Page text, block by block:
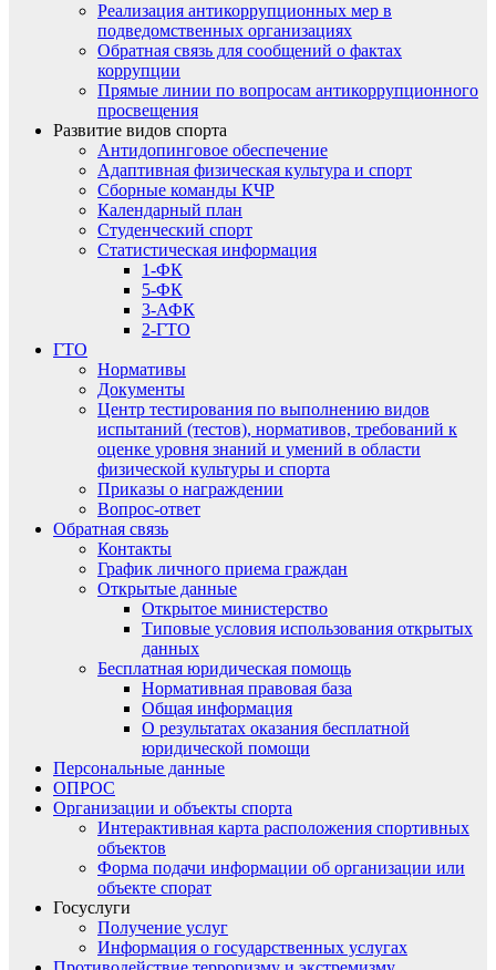
Реализация антикоррупционных мер в
подведомственных организациях
Обратная связь для сообщений о фактах
коррупции
Прямые линии по вопросам антикоррупционного
просвещения
Развитие видов спорта
Антидопинговое обеспечение
Адаптивная физическая культура и спорт
Сборные команды КЧР
Календарный план
Студенческий спорт
Статистическая информация
1-ФК
5-ФК
3-АФК
2-ГТО
ГТО
Нормативы
Документы
Центр тестирования по выполнению видов
испытаний (тестов), нормативов, требований к
оценке уровня знаний и умений в области
физической культуры и спорта
Приказы о награждении
Вопрос-ответ
Обратная связь
Контакты
График личного приема граждан
Открытые данные
Открытое министерство
Типовые условия использования открытых
данных
Бесплатная юридическая помощь
Нормативная правовая база
Общая информация
О результатах оказания бесплатной
юридической помощи
Персональные данные
ОПРОС
Организации и объекты спорта
Интерактивная карта расположения спортивных
объектов
Форма подачи информации об организации или
объекте спорат
Госуслуги
Получение услуг
Информация о государственных услугах